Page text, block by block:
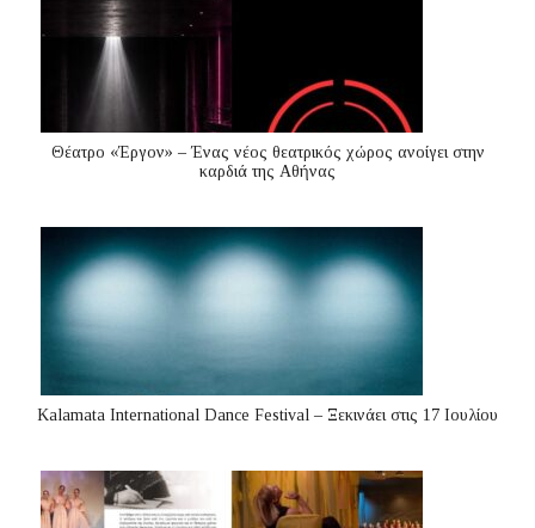
Θέατρο «Έργον» – Ένας νέος θεατρικός χώρος ανοίγει στην
καρδιά της Αθήνας
Kalamata International Dance Festival – Ξεκινάει στις 17 Ιουλίου